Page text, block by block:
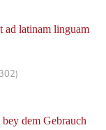
ad latinam linguam
dem Gebrauch